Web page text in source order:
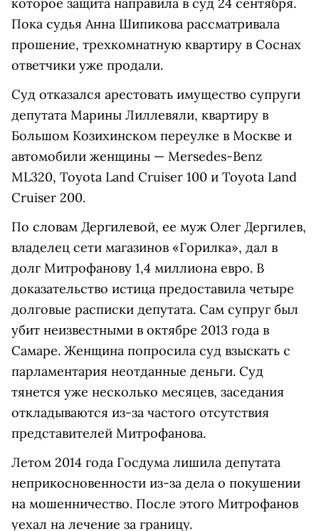
Пока судья Анна Шипикова рассматривала
прошение, трехкомнатную квартиру в Соснах
ответчики уже продали.
Суд отказался арестовать имущество супруги
депутата Марины Лиллевяли, квартиру в
Большом Козихинском переулке в Москве и
автомобили женщины — Mersedes-Benz
ML320, Toyota Land Cruiser 100 и Toyota Land
Cruiser 200.
По словам Дергилевой, ее муж Олег Дергилев,
владелец сети магазинов «Горилка», дал в
долг Митрофанову 1,4 миллиона евро. В
доказательство истица предоставила четыре
долговые расписки депутата. Сам супруг был
убит неизвестными в октябре 2013 года в
Самаре. Женщина попросила суд взыскать с
парламентария неотданные деньги. Суд
тянется уже несколько месяцев, заседания
откладываются из-за частого отсутствия
представителей Митрофанова.
Летом 2014 года Госдума лишила депутата
неприкосновенности из-за дела о покушении
на мошенничество. После этого Митрофанов
уехал на лечение за границу.